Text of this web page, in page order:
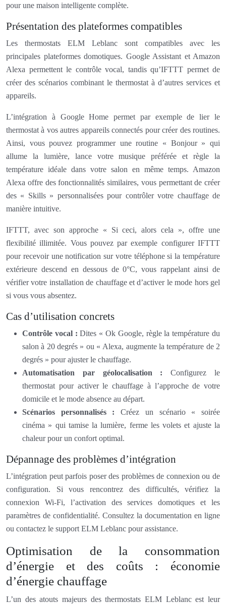
pour une maison intelligente complète.
Présentation des plateformes compatibles
Les thermostats ELM Leblanc sont compatibles avec les
principales plateformes domotiques. Google Assistant et Amazon
Alexa permettent le contrôle vocal, tandis qu’IFTTT permet de
créer des scénarios combinant le thermostat à d’autres services et
appareils.
L’intégration à Google Home permet par exemple de lier le
thermostat à vos autres appareils connectés pour créer des routines.
Ainsi, vous pouvez programmer une routine « Bonjour » qui
allume la lumière, lance votre musique préférée et règle la
température idéale dans votre salon en même temps. Amazon
Alexa offre des fonctionnalités similaires, vous permettant de créer
des « Skills » personnalisées pour contrôler votre chauffage de
manière intuitive.
IFTTT, avec son approche « Si ceci, alors cela », offre une
flexibilité illimitée. Vous pouvez par exemple configurer IFTTT
pour recevoir une notification sur votre téléphone si la température
extérieure descend en dessous de 0°C, vous rappelant ainsi de
vérifier votre installation de chauffage et d’activer le mode hors gel
si vous vous absentez.
Cas d’utilisation concrets
Contrôle vocal :Dites « Ok Google, règle la température du
salon à 20 degrés » ou « Alexa, augmente la température de 2
degrés » pour ajuster le chauffage.
Automatisation par géolocalisation :Configurez le
thermostat pour activer le chauffage à l’approche de votre
domicile et le mode absence au départ.
Scénarios personnalisés :Créez un scénario « soirée
cinéma » qui tamise la lumière, ferme les volets et ajuste la
chaleur pour un confort optimal.
Dépannage des problèmes d’intégration
L’intégration peut parfois poser des problèmes de connexion ou de
configuration. Si vous rencontrez des difficultés, vérifiez la
connexion Wi-Fi, l’activation des services domotiques et les
paramètres de confidentialité. Consultez la documentation en ligne
ou contactez le support ELM Leblanc pour assistance.
Optimisation de la consommation
d’énergie et des coûts : économie
d’énergie chauffage
L’un des atouts majeurs des thermostats ELM Leblanc est leur